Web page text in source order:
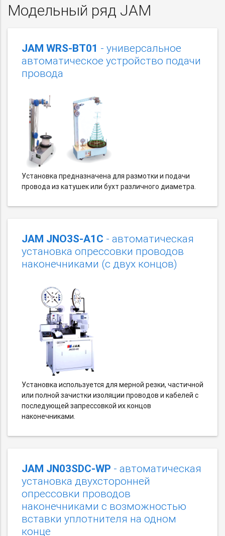
Модельный ряд JAM
JAM WRS-BT01 - универсальное
автоматическое устройство подачи
провода
Установка предназначена для размотки и подачи
провода из катушек или бухт различного диаметра.
JAM JNO3S-A1C - автоматическая
установка опрессовки проводов
наконечниками (с двух концов)
Установка используется для мерной резки, частичной
или полной зачистки изоляции проводов и кабелей с
последующей запрессовкой их концов
наконечниками.
JAM JN03SDC-WP - автоматическая
установка двухсторонней
опрессовки проводов
наконечниками с возможностью
вставки уплотнителя на одном
конце